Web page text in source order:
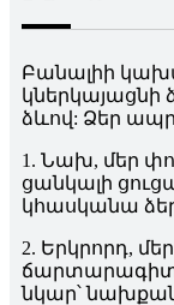
Բանալիի
կներկայացնի
ձևով: Ձեր
1. Նախ, մեր
ցանկալի
կհասկանա
2. Երկրորդ,
նկար՝